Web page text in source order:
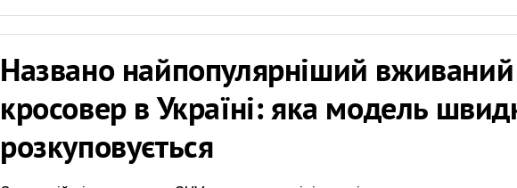
Названо найпопулярніший вживаний
кросовер в Україні: яка модель
розкуповується